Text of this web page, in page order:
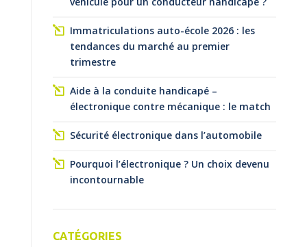
Immatriculations auto-école 2026 : les
tendances du marché au premier
trimestre
Aide à la conduite handicapé –
électronique contre mécanique : le match
Sécurité électronique dans l’automobile
Pourquoi l’électronique ? Un choix devenu
incontournable
CATÉGORIES